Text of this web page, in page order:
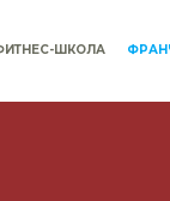
ШКОЛА